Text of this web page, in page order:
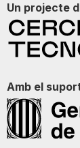
Un projecte
Amb el